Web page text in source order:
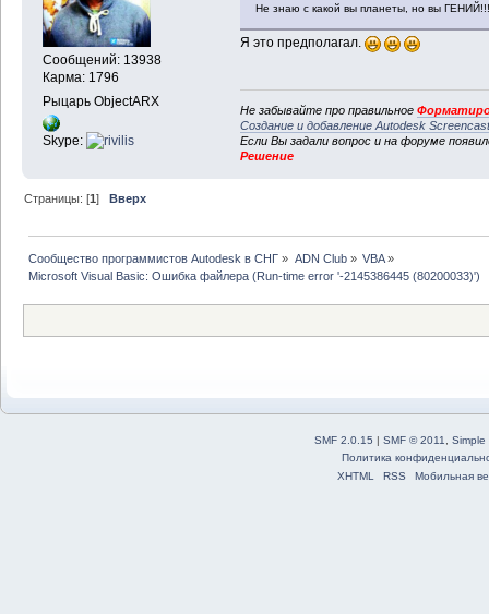
Сообщений: 13938
Карма: 1796
Рыцарь ObjectARX
Skype:
Не знаю с какой вы планеты, но вы
Я это предполагал.
Не забывайте про правильное
Создание и добавление Autodesk
Если Вы задали вопрос и на форуме
Решение
Страницы: [1]Вверх
Сообщество программистов Autodesk в СНГ » ADN Club» VBA»
Microsoft Visual Basic: Ошибка файлера (Run-time error '-2145386445 (80200033)')
SMF 2.0.15 | SMF © 2011
Simple
Политика
XHTML
RSS Мобильная